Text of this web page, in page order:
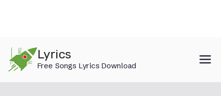
content
Lyrics
Free Songs Lyrics Download